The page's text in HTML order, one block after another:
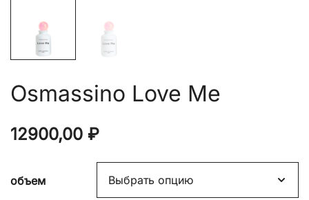
Osmassino Love Me
12900,00 ₽
объем